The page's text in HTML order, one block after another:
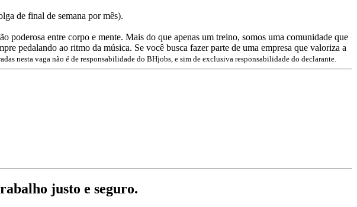
de final de semana por mês).
poderosa entre corpo e mente. Mais do que apenas um treino, somos uma comunidade que
pedalando ao ritmo da música. Se você busca fazer parte de uma empresa que valoriza a
nesta vaga não é de responsabilidade do BHjobs, e sim de exclusiva responsabilidade do declarante.
justo e seguro.